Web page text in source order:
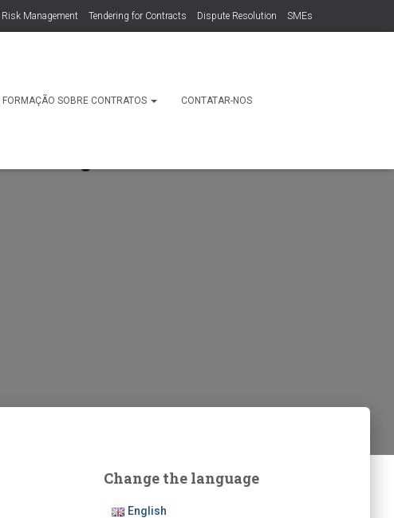
Risk Management Tendering for Contracts Dispute Resolution SMEs
FORMAÇÃO SOBRE CONTRATOS CONTATAR-NOS
Change the language
English